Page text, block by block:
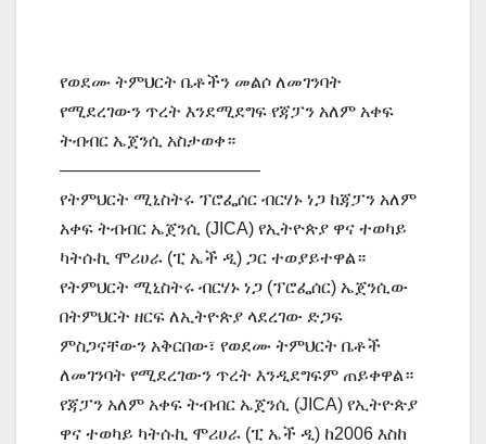
የወደሙ ትምህርት ቤቶችን መልሶ ለመገንባት
የሚደረገውን ጥረት እንደሚደግፍ የጃፓን አለም አቀፍ
ትብብር ኤጀንሲ አስታወቀ።
———————————–
የትምህርት ሚኒስትሩ ፕሮፌሰር ብርሃኑ ነጋ ከጃፓን አለም
አቀፍ ትብብር ኤጀንሲ (JICA) የኢትዮጵያ ዋና ተወካይ
ካትሱኪ ሞሪሀራ (ፒ ኤች ዲ) ጋር ተወያይተዋል።
የትምህርት ሚኒስትሩ ብርሃኑ ነጋ (ፕሮፌሰር) ኤጀንሲው
በትምህርት ዘርፍ ለኢትዮጵያ ላደረገው ድጋፍ
ምስጋናቸውን አቅርበው፣ የወደሙ ትምህርት ቤቶች
ለመገንባት የሚደረገውን ጥረት እንዲደግፍም ጠይቀዋል።
የጃፓን አለም አቀፍ ትብብር ኤጀንሲ (JICA) የኢትዮጵያ
ዋና ተወካይ ካትሱኪ ሞሪሀራ (ፒ ኤች ዲ) ከ2006 እስከ